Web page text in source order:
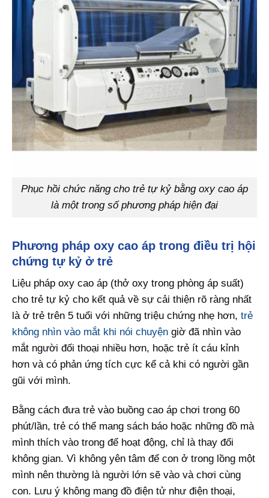
Phục hồi chức năng cho trẻ tự kỷ bằng oxy cao áp
là một trong số phương pháp hiện đại
Phương pháp oxy cao áp trong điều trị hội
chứng tự kỷ ở trẻ
Liệu pháp oxy cao áp (thở oxy trong phòng áp suất)
cho trẻ tự kỷ cho kết quả về sự cải thiện rõ ràng nhất
là ở trẻ trên 5 tuổi với những triệu chứng nhẹ hơn, trẻ
không nhìn vào mắt khi nói chuyện giờ đã nhìn vào
mắt người đối thoại nhiều hơn, hoặc trẻ ít cáu kỉnh
hơn và có phản ứng tích cực kể cả khi có người gần
gũi với mình.
Bằng cách đưa trẻ vào buồng cao áp chơi trong 60
phút/lần, trẻ có thể mang sách báo hoặc những đồ mà
mình thích vào trong để hoạt động, chỉ là thay đổi
không gian. Vì không yên tâm để con ở trong lồng một
mình nên thường là người lớn sẽ vào và chơi cùng
con. Lưu ý không mang đồ điện tử như điện thoại,